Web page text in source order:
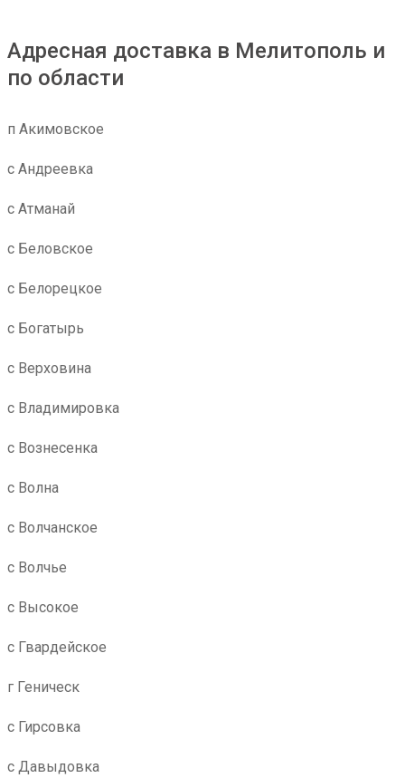
Адресная доставка в Мелитополь и
по области
п Акимовское
с Андреевка
с Атманай
с Беловское
с Белорецкое
с Богатырь
с Верховина
с Владимировка
с Вознесенка
с Волна
с Волчанское
с Волчье
с Высокое
с Гвардейское
г Геническ
с Гирсовка
с Давыдовка